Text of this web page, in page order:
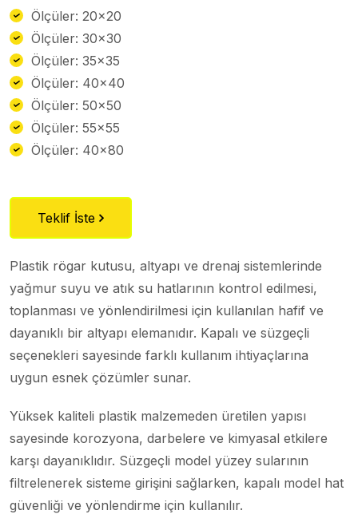
Ölçüler: 20×20
Ölçüler: 30×30
Ölçüler: 35×35
Ölçüler: 40×40
Ölçüler: 50×50
Ölçüler: 55×55
Ölçüler: 40×80
Teklif İste
Plastik rögar kutusu, altyapı ve drenaj sistemlerinde
yağmur suyu ve atık su hatlarının kontrol edilmesi,
toplanması ve yönlendirilmesi için kullanılan hafif ve
dayanıklı bir altyapı elemanıdır. Kapalı ve süzgeçli
seçenekleri sayesinde farklı kullanım ihtiyaçlarına
uygun esnek çözümler sunar.
Yüksek kaliteli plastik malzemeden üretilen yapısı
sayesinde korozyona, darbelere ve kimyasal etkilere
karşı dayanıklıdır. Süzgeçli model yüzey sularının
filtrelenerek sisteme girişini sağlarken, kapalı model hat
güvenliği ve yönlendirme için kullanılır.